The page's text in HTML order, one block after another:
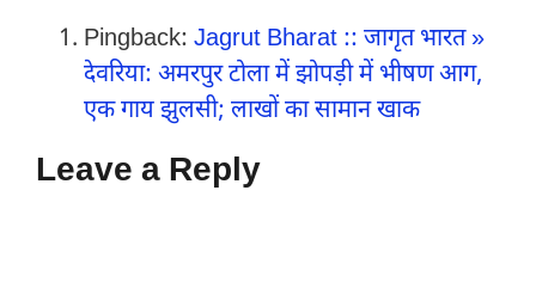
Pingback: Jagrut Bharat :: जागृत भारत »
देवरिया: अमरपुर टोला में झोपड़ी में भीषण आग,
एक गाय झुलसी; लाखों का सामान खाक
Leave a Reply